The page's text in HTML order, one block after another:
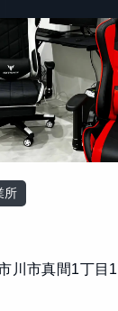
所
川市真間1丁目